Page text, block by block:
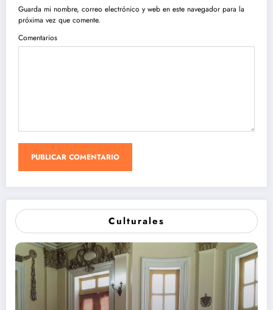
Guarda mi nombre, correo electrónico y web en este navegador para la
próxima vez que comente.
Comentarios
Culturales